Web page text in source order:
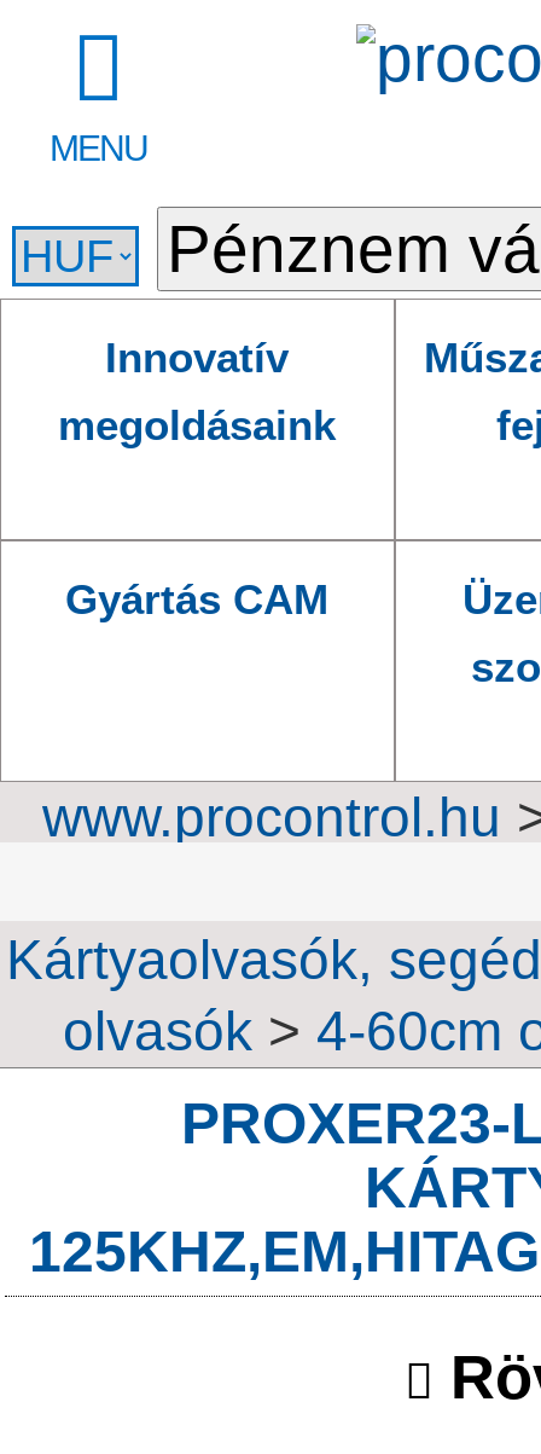
MENU
Innovatív
megoldásaink
Gyártás CAM
www.procontrol.hu
Kártyaolvasók,
olvasók > 4-60cm
PROXER23-